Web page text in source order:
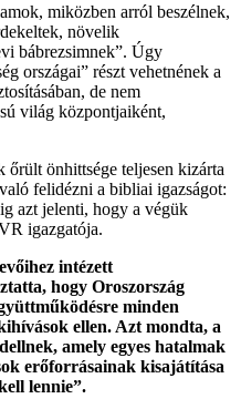
miközben arról beszélnek,
növelik
bábrezsimnek”. Úgy
országai” részt vehetnének a
de nem
világ központjaiként,
őrült önhittsége teljesen kizárta
felidézni a bibliai igazságot:
azt jelenti, hogy a végük
igazgatója.
intézett
hogy Oroszország
minden
ellen. Azt mondta, a
amely egyes hatalmak
erőforrásainak kisajátítása
lennie”.